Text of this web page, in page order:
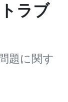
ラブ
題に関す